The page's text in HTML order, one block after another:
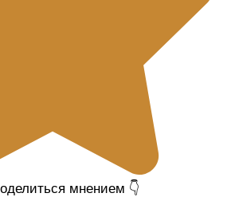
мнением 👇